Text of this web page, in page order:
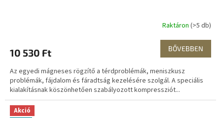
Raktáron (>5 db)
10 530 Ft BŐVEBBEN
Az egyedi mágneses rögzítő a térdproblémák, meniszkusz
problémák, fájdalom és fáradtság kezelésére szolgál. A speciális
kialakításnak köszönhetően szabályozott kompressziót...
Akció